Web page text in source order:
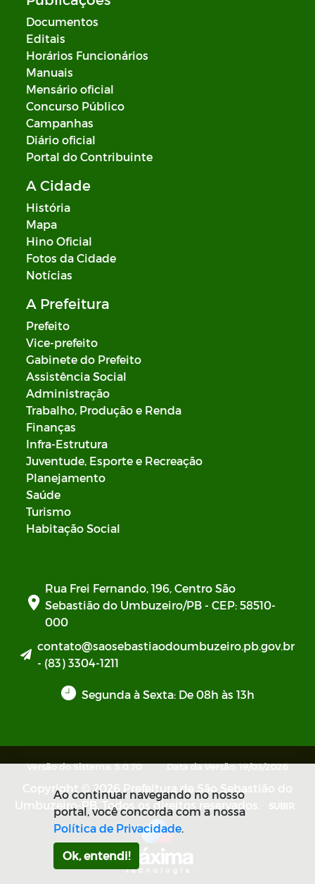
Documentos
Editais
Horários Funcionários
Manuais
Mensário oficial
Concurso Público
Campanhas
Diário oficial
Portal do Contribuinte
A Cidade
História
Mapa
Hino Oficial
Fotos da Cidade
Notícias
A Prefeitura
Prefeito
Vice-prefeito
Gabinete do Prefeito
Assistência Social
Administração
Trabalho, Produção e Renda
Finanças
Infra-Estrutura
Juventude, Esporte e Recreação
Planejamento
Saúde
Turismo
Habitação Social
Rua Frei Fernando, 196, Centro São
Sebastião do Umbuzeiro/PB - CEP: 58510-
000
contato@saosebastiaodoumbuzeiro.pb.gov.br
- (83) 3304-1211
Segunda à Sexta: De 08h às 13h
Versão do Sistema: 5.0.70 Data da Versão: 19/03/2026
Copyright © 2026 Prefeitura de São Sebastião do
Umbuzeiro-PB. Todos os direitos reservados.
SUBIR
Ao continuar navegando no nosso
portal, você concorda com a nossa
Política de Privacidade.
Ok, entendi!